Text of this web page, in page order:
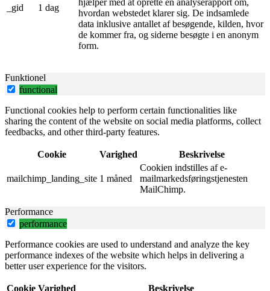
_gid 1 dag
hjælper med at oprette en analyserapport om,
hvordan webstedet klarer sig. De indsamlede
data inklusive antallet af besøgende, kilden, hvor
de kommer fra, og siderne besøgte i en anonym
form.
Funktionel
functional
Functional cookies help to perform certain functionalities like
sharing the content of the website on social media platforms, collect
feedbacks, and other third-party features.
Cookie Varighed Beskrivelse
mailchimp_landing_site 1 måned
Cookien indstilles af e-
mailmarkedsføringstjenesten
MailChimp.
Performance
performance
Performance cookies are used to understand and analyze the key
performance indexes of the website which helps in delivering a
better user experience for the visitors.
Cookie Varighed Beskrivelse